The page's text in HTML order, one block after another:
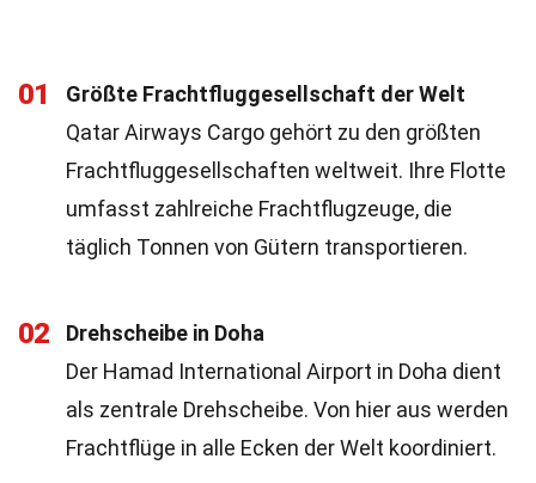
01
Größte Frachtfluggesellschaft der Welt
Qatar Airways Cargo gehört zu den größten
Frachtfluggesellschaften weltweit. Ihre Flotte
umfasst zahlreiche Frachtflugzeuge, die
täglich Tonnen von Gütern transportieren.
02
Drehscheibe in Doha
Der Hamad International Airport in Doha dient
als zentrale Drehscheibe. Von hier aus werden
Frachtflüge in alle Ecken der Welt koordiniert.